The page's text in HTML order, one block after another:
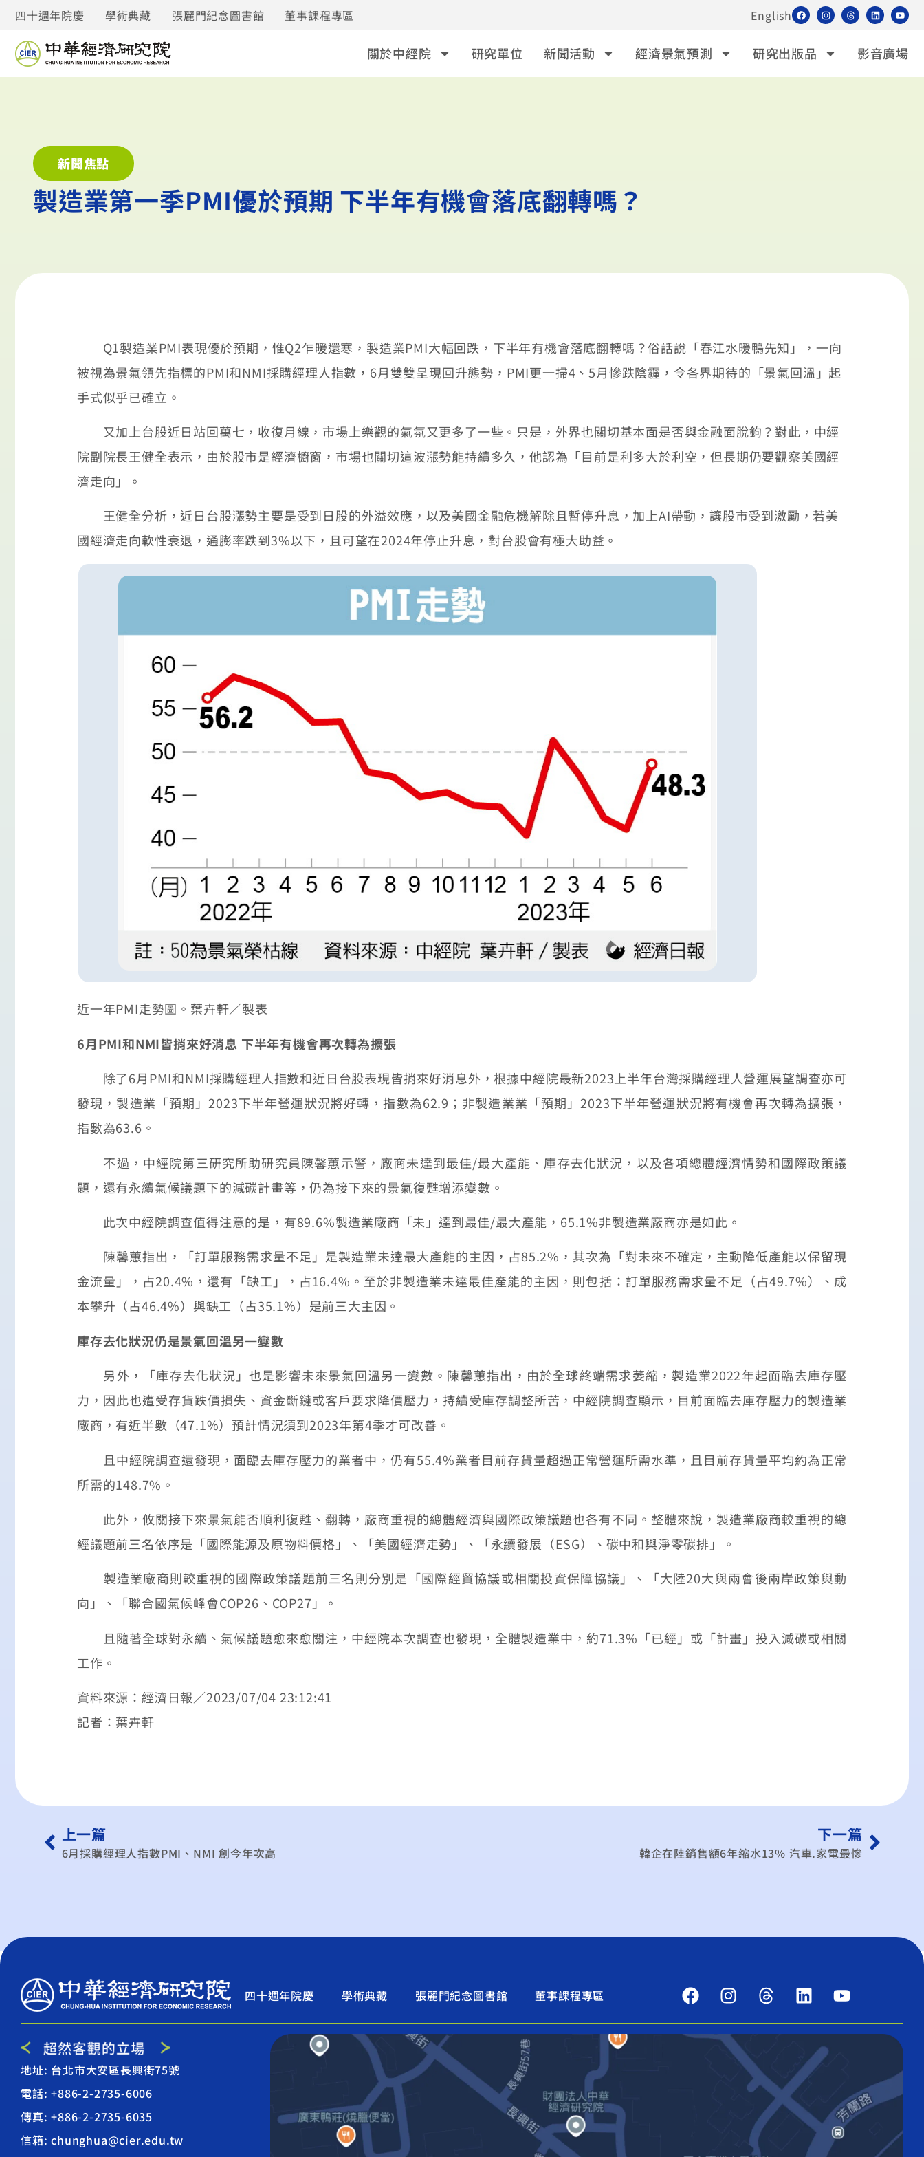
四十週年院慶 學術典藏 張麗門紀念圖書館 董事課程專區 English
關於中經院 研究單位 新聞活動 經濟景氣預測 研究出版品 影音廣場
新聞焦點
製造業第一季PMI優於預期 下半年有機會落底翻轉嗎？
Q1製造業PMI表現優於預期，惟Q2乍暖還寒，製造業PMI大幅回跌，下半年有機會落底翻轉嗎？俗話說「春江水暖鴨先知」，一向
被視為景氣領先指標的PMI和NMI採購經理人指數，6月雙雙呈現回升態勢，PMI更一掃4、5月慘跌陰霾，令各界期待的「景氣回溫」起
手式似乎已確立。
又加上台股近日站回萬七，收復月線，市場上樂觀的氣氛又更多了一些。只是，外界也關切基本面是否與金融面脫鉤？對此，中經
院副院長王健全表示，由於股市是經濟櫥窗，市場也關切這波漲勢能持續多久，他認為「目前是利多大於利空，但長期仍要觀察美國經
濟走向」。
王健全分析，近日台股漲勢主要是受到日股的外溢效應，以及美國金融危機解除且暫停升息，加上AI帶動，讓股市受到激勵，若美
國經濟走向軟性衰退，通膨率跌到3%以下，且可望在2024年停止升息，對台股會有極大助益。
近一年PMI走勢圖。葉卉軒／製表
6月PMI和NMI皆捎來好消息 下半年有機會再次轉為擴張
除了6月PMI和NMI採購經理人指數和近日台股表現皆捎來好消息外，根據中經院最新2023上半年台灣採購經理人營運展望調查亦可
發現，製造業「預期」2023下半年營運狀況將好轉，指數為62.9；非製造業業「預期」2023下半年營運狀況將有機會再次轉為擴張，
指數為63.6。
不過，中經院第三研究所助研究員陳馨蕙示警，廠商未達到最佳/最大產能、庫存去化狀況，以及各項總體經濟情勢和國際政策議
題，還有永續氣候議題下的減碳計畫等，仍為接下來的景氣復甦增添變數。
此次中經院調查值得注意的是，有89.6%製造業廠商「未」達到最佳/最大產能，65.1%非製造業廠商亦是如此。
陳馨蕙指出，「訂單服務需求量不足」是製造業未達最大產能的主因，占85.2%，其次為「對未來不確定，主動降低產能以保留現
金流量」，占20.4%，還有「缺工」，占16.4%。至於非製造業未達最佳產能的主因，則包括：訂單服務需求量不足（占49.7%）、成
本攀升（占46.4%）與缺工（占35.1%）是前三大主因。
庫存去化狀況仍是景氣回溫另一變數
另外，「庫存去化狀況」也是影響未來景氣回溫另一變數。陳馨蕙指出，由於全球終端需求萎縮，製造業2022年起面臨去庫存壓
力，因此也遭受存貨跌價損失、資金斷鏈或客戶要求降價壓力，持續受庫存調整所苦，中經院調查顯示，目前面臨去庫存壓力的製造業
廠商，有近半數（47.1%）預計情況須到2023年第4季才可改善。
且中經院調查還發現，面臨去庫存壓力的業者中，仍有55.4%業者目前存貨量超過正常營運所需水準，且目前存貨量平均約為正常
所需的148.7%。
此外，攸關接下來景氣能否順利復甦、翻轉，廠商重視的總體經濟與國際政策議題也各有不同。整體來說，製造業廠商較重視的總
經議題前三名依序是「國際能源及原物料價格」、「美國經濟走勢」、「永續發展（ESG）、碳中和與淨零碳排」。
製造業廠商則較重視的國際政策議題前三名則分別是「國際經貿協議或相關投資保障協議」、「大陸20大與兩會後兩岸政策與動
向」、「聯合國氣候峰會COP26、COP27」。
且隨著全球對永續、氣候議題愈來愈關注，中經院本次調查也發現，全體製造業中，約71.3%「已經」或「計畫」投入減碳或相關
工作。
資料來源：經濟日報／2023/07/04 23:12:41
記者：葉卉軒
上一篇
6月採購經理人指數PMI、NMI 創今年次高
下一篇
韓企在陸銷售額6年縮水13% 汽車.家電最慘
四十週年院慶 學術典藏 張麗門紀念圖書館 董事課程專區
地址: 台北市大安區長興街75號
電話: +886-2-2735-6006
傳真: +886-2-2735-6035
信箱: chunghua@cier.edu.tw